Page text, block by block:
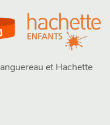
et Hachette